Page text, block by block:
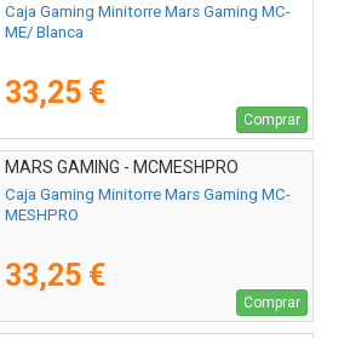
Caja Gaming Minitorre Mars Gaming MC-
ME/ Blanca
33,25 €
Comprar
MARS GAMING - MCMESHPRO
Caja Gaming Minitorre Mars Gaming MC-
MESHPRO
33,25 €
Comprar